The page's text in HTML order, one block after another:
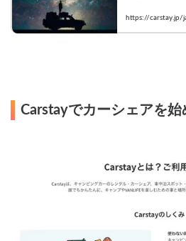
いゲストと、
して維持費を
https://carstay.jp/
Carstayでカーシェアを始